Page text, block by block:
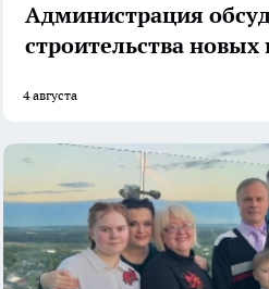
Администрация
строительства
4 августа